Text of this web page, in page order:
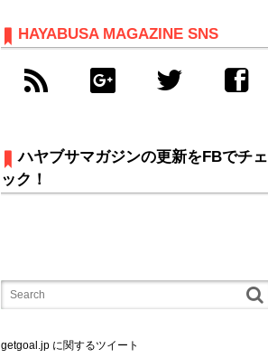
HAYABUSA MAGAZINE SNS
ハヤブサマガジンの更新をFBでチェ
ック！
getgoal.jp に関するツイート